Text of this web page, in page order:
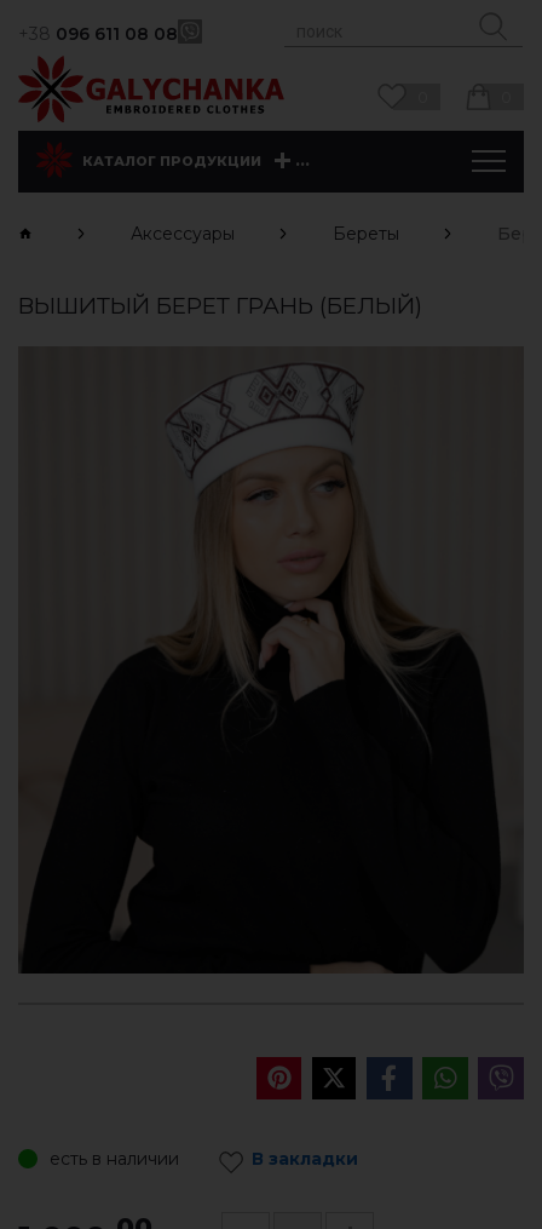
+38 096 611 08 08
КАТАЛОГ ПРОДУКЦИИ ...
Аксессуары Береты
ВЫШИТЫЙ БЕРЕТ ГРАНЬ (БЕЛЫЙ)
есть в наличии В закладки